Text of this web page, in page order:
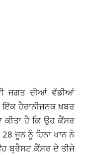
ਜਗਤ ਦੀਆਂ ਵੱਡੀਆਂ
ਇੱਕ ਹੈਰਾਨੀਜਨਕ ਖ਼ਬਰ
ਹੈ ਕਿ ਉਹ ਕੈਂਸਰ
ਜੂਨ ਨੂੰ ਹਿਨਾ ਖਾਨ ਨੇ
ਬ੍ਰੈਸਟ ਕੈਂਸਰ ਦੇ ਤੀਜੇ